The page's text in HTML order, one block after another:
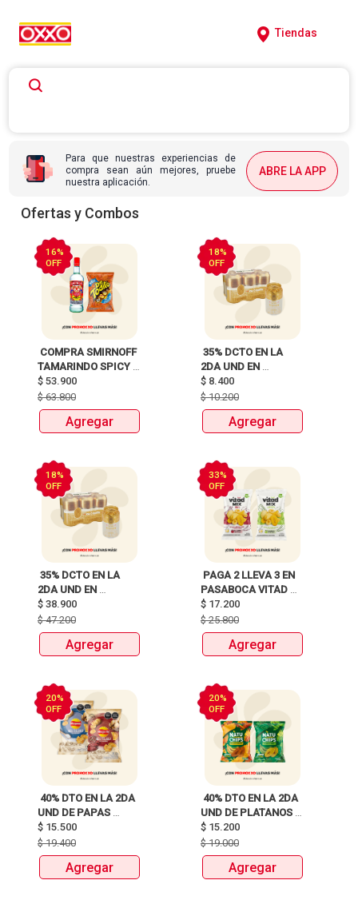
Tiendas
Para que nuestras experiencias de
compra sean aún mejores, pruebe
nuestra aplicación.
ABRE LA APP
Ofertas y Combos
16%
OFF
COMPRA SMIRNOFF
TAMARINDO SPICY
X750ml Y LLEVATE
DETODITO 165GR o
150GR
$ 53.900
$63.800
Agregar
18%
OFF
35% DCTO EN LA
2DA UND EN
CERVEZA CLUB
COLOMBIA LATA
X330ml
$ 8.400
$10.200
Agregar
18%
OFF
35% DCTO EN LA
2DA UND EN
CERVEZA CLUB
COLOMBIA 330 ML
LATA X 6 UNIDADES
ANTES:$47.200
$ 38.900
$47.200
Agregar
33%
OFF
PAGA 2 LLEVA 3 EN
PASABOCA VITAD
$ 17.200
$25.800
Agregar
20%
OFF
40% DTO EN LA 2DA
UND DE PAPAS
MARGARITA RECETA
CLASICA X 120G Y
115G
$ 15.500
$19.400
Agregar
20%
OFF
40% DTO EN LA 2DA
UND DE PLATANOS
MARCA NATUCHIPS
$ 15.200
$19.000
Agregar